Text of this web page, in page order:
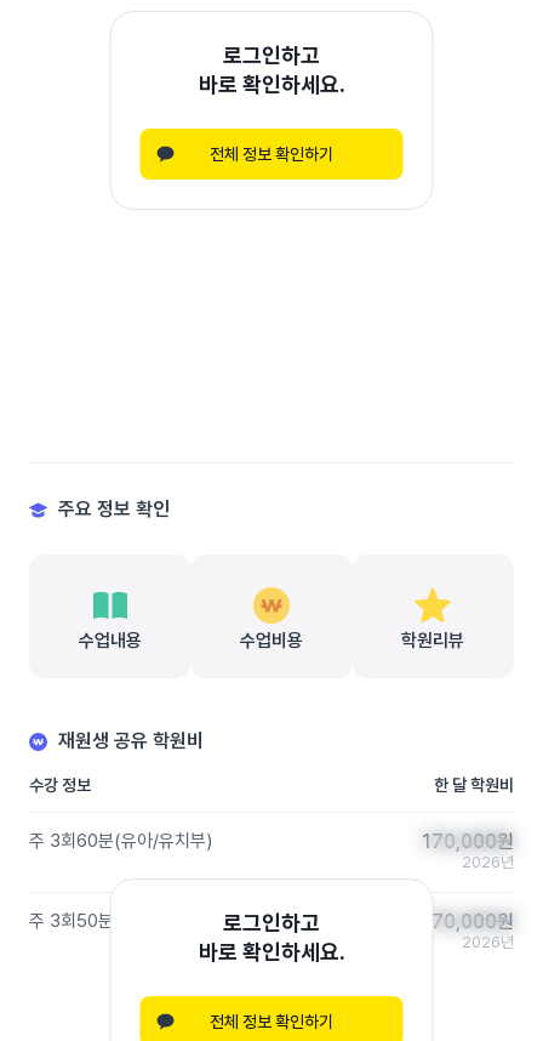
로그인하고
바로 확인하세요.
전체 정보 확인하기
주요 정보 확인
수업내용 수업비용 학원리뷰
재원생 공유 학원비
수강 정보 한 달 학원비
주 3회60분(유아/유치부) 170,000원
170,000원
2026년
주 3회 50분 170,000원
170,000원
2026년
로그인하고
바로 확인하세요.
전체 정보 확인하기